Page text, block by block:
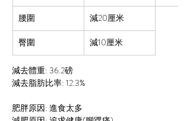
腰圍 減20厘米
臀圍 減10厘米
減去體重: 36.2磅
減去脂肪比率: 12.3%
肥胖原因: 進食太多